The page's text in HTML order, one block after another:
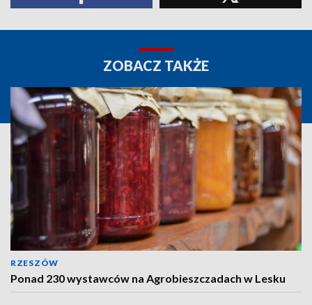
ZOBACZ TAKŻE
RZESZÓW
Ponad 230 wystawców na Agrobieszczadach w Lesku